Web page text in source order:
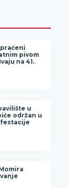
pivom
na 41.
u
održan u